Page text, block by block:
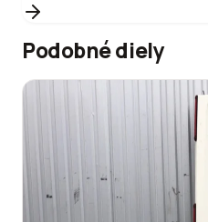
Podobné diely